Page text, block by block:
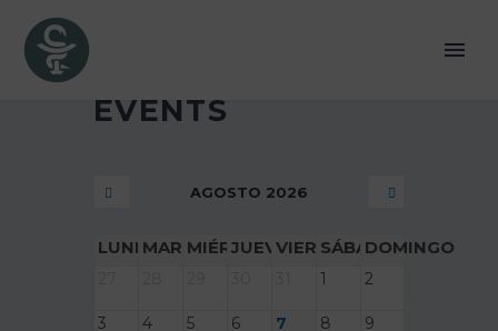
EVENTS
AGOSTO 2026
LUNESMARTESMIÉRCOLES
JUEVESVIERNESSÁBADODOMINGO
1 2
3 4 5 6 7 8 9